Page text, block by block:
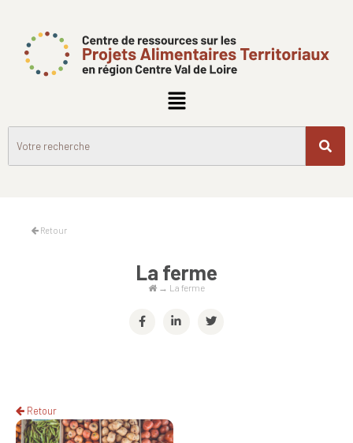
Retour
La ferme
→ La ferme
Retour